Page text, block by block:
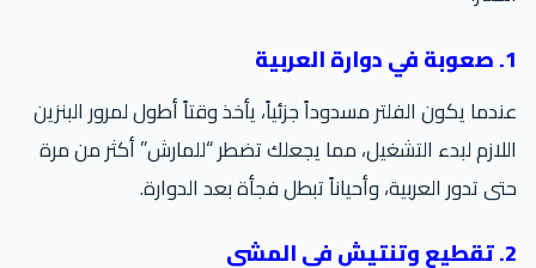
يكون الفلتر مسدوداً جزئياً، يأخذ وقتاً أطول لمرور البنزين
لبدء التشغيل، مما يجعلك تضطر “للمارش” أكثر من مرة
تدور العربية، وأحياناً تبطل فجأة بعد الدوارة.